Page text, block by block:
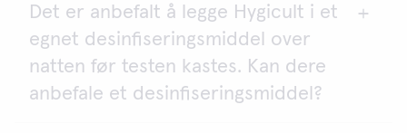
etter prøvetakingen.
Det betyr at du kan utføre prøvetakingen,
inkuberingen og tolkingen på stedet, slik at du
slipper å bruke tid og penger på å sende prøvene
til et laboratorium.
Det er anbefalt å legge Hygicult i et
egnet desinfiseringsmiddel over
natten før testen kastes. Kan dere
anbefale et desinfiseringsmiddel?